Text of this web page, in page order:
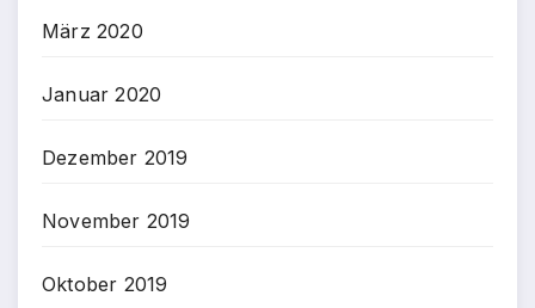
März 2020
Januar 2020
Dezember 2019
November 2019
Oktober 2019